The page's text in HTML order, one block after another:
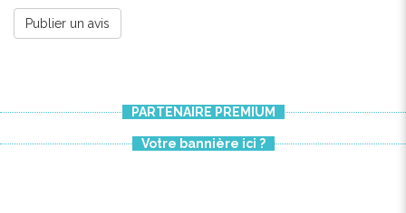
Publier un avis
PARTENAIRE PREMIUM
Votre bannière ici ?